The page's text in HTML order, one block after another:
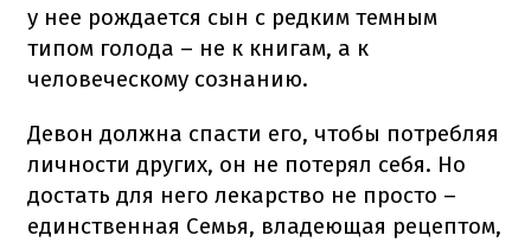
у нее рождается сын с редким темным
типом голода – не к книгам, а к
человеческому сознанию.
Девон должна спасти его, чтобы потребляя
личности других, он не потерял себя. Но
достать для него лекарство не просто –
единственная Семья, владеющая рецептом,